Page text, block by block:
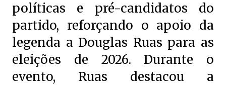
políticas e pré-candidatos do
partido, reforçando o apoio da
legenda a Douglas Ruas para as
eleições de 2026. Durante o
evento, Ruas destacou a